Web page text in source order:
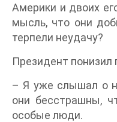
Америки и двоих
мысль, что они
терпели неудачу?
Президент понизил
– Я уже слышал о
они бесстрашны,
особые люди.